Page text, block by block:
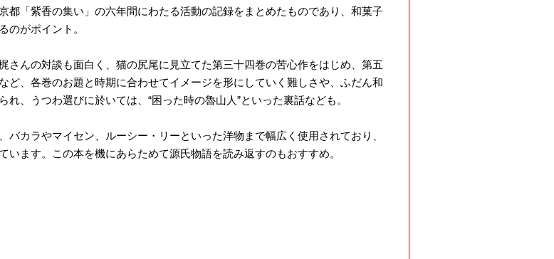
都「紫香の集い」の六年間にわたる活動の記録をまとめたものであり、和菓子
のがポイント。
さんの対談も面白く、猫の尻尾に見立てた第三十四巻の苦心作をはじめ、第五
ど、各巻のお題と時期に合わせてイメージを形にしていく難しさや、ふだん和
、うつわ選びに於いては、“困った時の魯山人”といった裏話なども。
カラやマイセン、ルーシー・リーといった洋物まで幅広く使用されており、
ます。この本を機にあらためて源氏物語を読み返すのもおすすめ。